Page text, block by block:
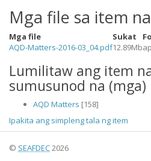
Mga file sa item
Mga file Sukat
AQD-Matters-2016-03_04.pdf12.89Mb
Lumilitaw ang item
sumusunod na (mga)
AQD Matters [158]
Ipakita ang simpleng tala ng item
© SEAFDEC2026